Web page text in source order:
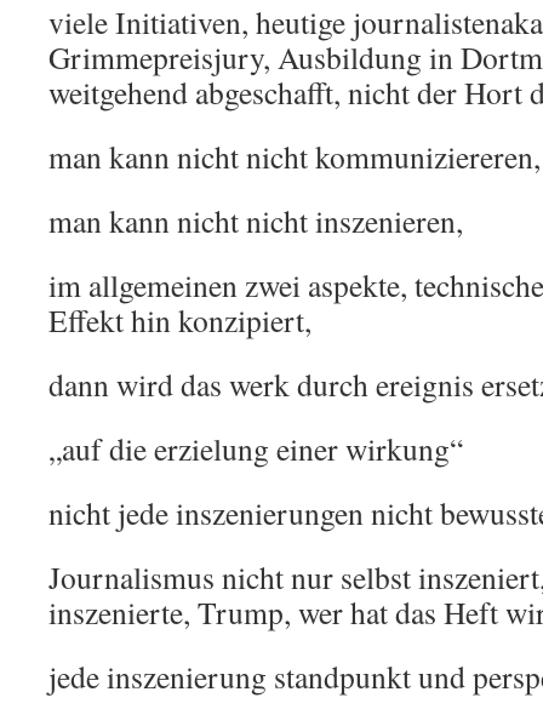
viele Initiativen, heutige
Grimmepreisjury, Ausbildung in
weitgehend abgeschafft, nicht der Hort
man kann nicht nicht kommuniziereren,
man kann nicht nicht inszenieren,
im allgemeinen zwei aspekte,
Effekt hin konzipiert,
dann wird das werk durch ereignis
„auf die erzielung einer wirkung“
nicht jede inszenierungen nicht
Journalismus nicht nur selbst
inszenierte, Trump, wer hat das Heft
jede inszenierung standpunkt und